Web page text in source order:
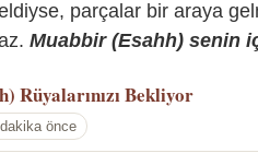
parçalar bir araya
Muabbir (Esahh) senin
Rüyalarınızı Bekliyor
önce